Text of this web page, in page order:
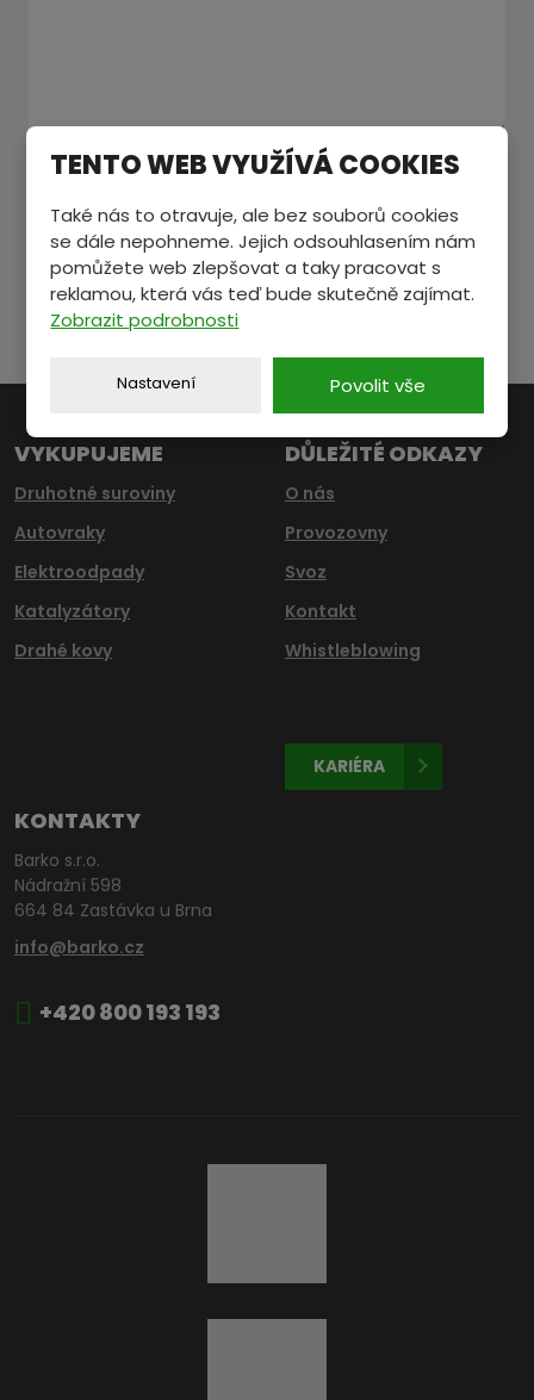
Souhlasím
zpracováním
osobních
údajů.
Souhlasím se zpracovánímosobních údajů.
Položky označené hvězdičkou ( * ) jsou povinné.
ODESLAT
Formulář
nepodařilo
VYKUPUJEME
Druhotné suroviny
Autovraky
Elektroodpady
Katalyzátory
Drahé kovy
DŮLEŽITÉ ODKAZY
O nás
Provozovny
Svoz
Kontakt
Whistleblowing
KARIÉRA
KONTAKTY
Barko s.r.o.
Nádražní 598
664 84 Zastávka u Brna
info@barko.cz
+420 800 193 193
TENTO WEB VYUŽÍVÁ COOKIES
Také nás to otravuje, ale bez souborů cookies
se dále nepohneme. Jejich odsouhlasením nám
pomůžete web zlepšovat a taky pracovat s
reklamou, která vás teď bude skutečně zajímat.
Zobrazit podrobnosti
Nastavení Povolit vše